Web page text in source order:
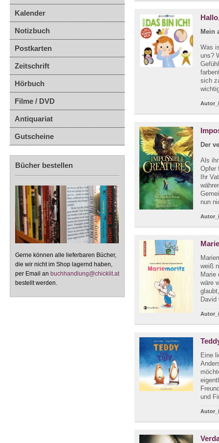
Kalender
Notizbuch
Postkarten
Zeitschrift
Hörbuch
Filme / DVD
Antiquariat
Gutscheine
Bücher bestellen
Gerne können alle lieferbaren Bücher,
die wir nicht im Shop lagernd haben,
per Email an buchhandlung@chicklit.at
bestellt werden.
Mein
Was
uns?
sich
Der
Als
Opfer
Ihr
nun
weiß
Marie
wäre
Eine
und